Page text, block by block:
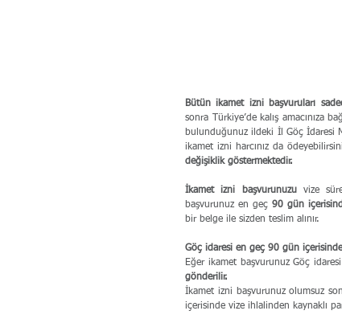
Bütün ikamet izni başvuruları
sonra Türkiye’de kalış amacınıza
bulunduğunuz ildeki İl Göç İdaresi
değişiklik göstermektedir.
İkamet izni başvurunuzu vize
başvurunuz en geç 90 gün
bir belge ile sizden teslim alınır.
Göç idaresi en geç 90 gün içerisinde
Eğer ikamet başvurunuz Göç
gönderilir.
İkamet izni başvurunuz olumsuz
içerisinde vize ihlalinden kaynaklı